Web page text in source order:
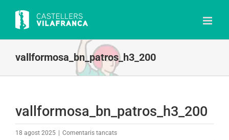
content
vallformosa_bn_patros_h3_200
vallformosa_bn_patros_h3_200
18 agost 2025 Comentaris tancatsa